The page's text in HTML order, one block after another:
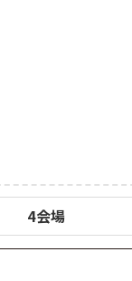
4会場